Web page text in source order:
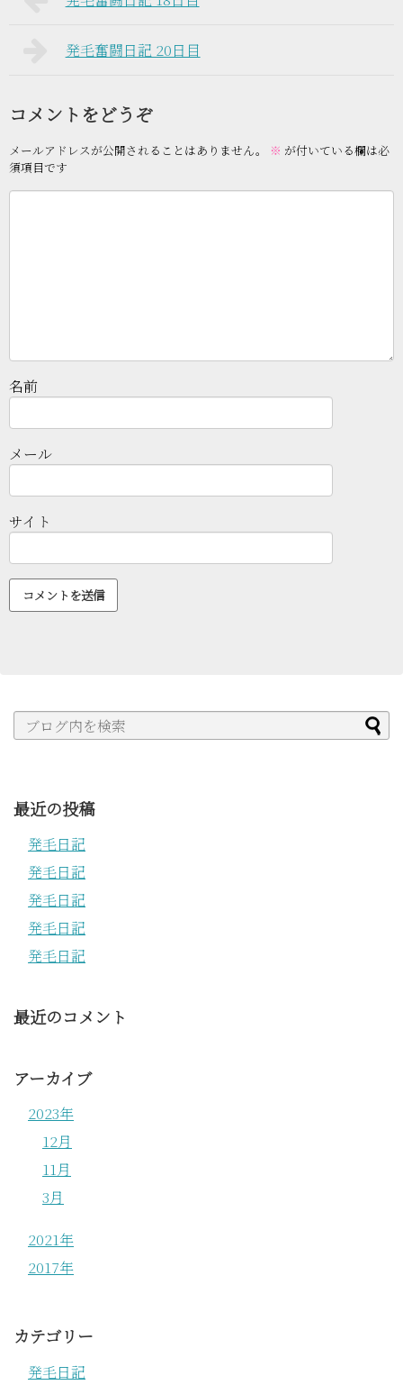
発毛奮闘日記 20日目
コメントをどうぞ
メールアドレスが公開されることはありません。 ※ が付いている欄は必
須項目です
名前
メール
サイト
最近の投稿
発毛日記
発毛日記
発毛日記
発毛日記
発毛日記
最近のコメント
アーカイブ
2023年
12月
11月
3月
2021年
2017年
カテゴリー
発毛日記